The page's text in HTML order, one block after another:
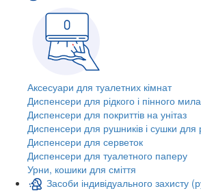
Аксесуари для туалетних кімнат
Диспенсери для рідкого і пінного мила
Диспенсери для покриттів на унітаз
Диспенсери для рушників і сушки для
Диспенсери для серветок
Диспенсери для туалетного паперу
Урни, кошики для сміття
Засоби індивідуального захисту